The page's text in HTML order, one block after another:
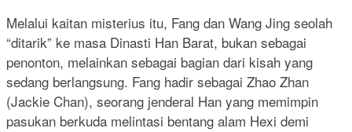
Melalui kaitan misterius itu, Fang dan Wang Jing seolah
“ditarik” ke masa Dinasti Han Barat, bukan sebagai
penonton, melainkan sebagai bagian dari kisah yang
sedang berlangsung. Fang hadir sebagai Zhao Zhan
(Jackie Chan), seorang jenderal Han yang memimpin
pasukan berkuda melintasi bentang alam Hexi demi